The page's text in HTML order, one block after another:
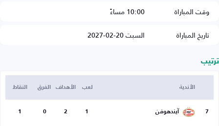
وقت المباراة
10:00 مساءً
تاريخ المباراة
السبت 20-02-2027
ترتيب
الأندية لعب الأهداف الفرق النقاط
7 آيندهوفن 1
2
0
1